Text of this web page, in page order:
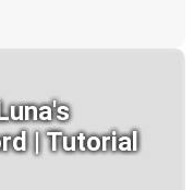
| Tutorial